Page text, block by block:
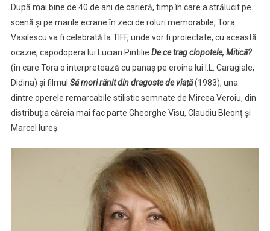
După mai bine de 40 de ani de carieră, timp în care a strălucit pe
scenă și pe marile ecrane în zeci de roluri memorabile, Tora
Vasilescu va fi celebrată la TIFF, unde vor fi proiectate, cu această
ocazie, capodopera lui Lucian Pintilie De ce trag clopotele, Mitică?
(în care Tora o interpretează cu panaș pe eroina lui I.L. Caragiale,
Didina) și filmul Să mori rănit din dragoste de viață(1983), una
dintre operele remarcabile stilistic semnate de Mircea Veroiu, din
distribuția căreia mai fac parte Gheorghe Visu, Claudiu Bleonț și
Marcel Iureș.